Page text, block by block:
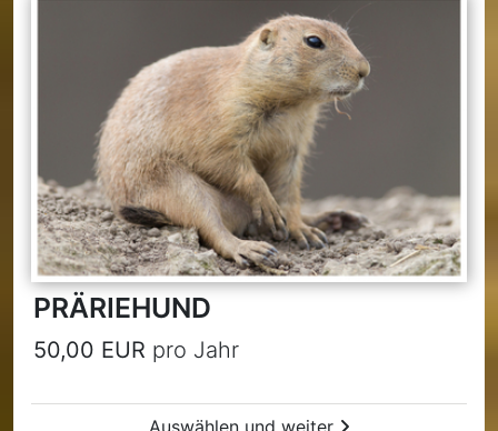
PRÄRIEHUND
50,00 EUR pro Jahr
Auswählen und weiter